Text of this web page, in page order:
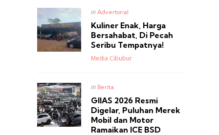
Posted
in Advertorial
Kuliner Enak, Harga
Bersahabat, Di Pecah
Seribu Tempatnya!
Posted
Media Cibubur
Posted
in Berita
GIIAS 2026 Resmi
Digelar, Puluhan Merek
Mobil dan Motor
Ramaikan ICE BSD